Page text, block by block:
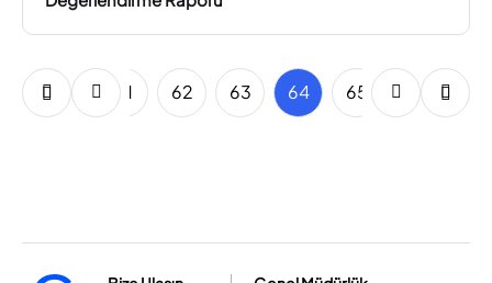
60 61 62 63 64 65 66 67